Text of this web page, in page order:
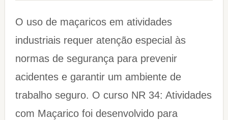
O uso de maçaricos em atividades
industriais requer atenção especial às
normas de segurança para prevenir
acidentes e garantir um ambiente de
trabalho seguro. O curso NR 34: Atividades
com Maçarico foi desenvolvido para